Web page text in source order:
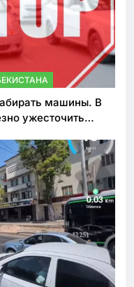
машины. В
ужесточить